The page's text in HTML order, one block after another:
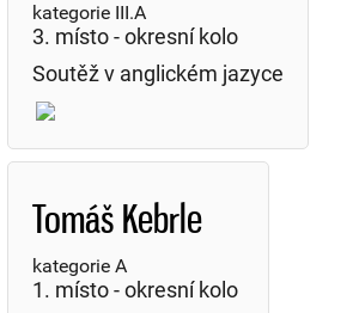
kategorie III.A
3. místo - okresní kolo
Soutěž v anglickém jazyce
Tomáš Kebrle
kategorie A
1. místo - okresní kolo